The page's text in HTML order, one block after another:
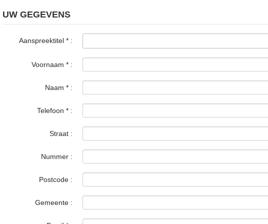
UW GEGEVENS
Aanspreektitel * :
Voornaam * :
Naam * :
Telefoon * :
Straat :
Nummer :
Postcode :
Gemeente :